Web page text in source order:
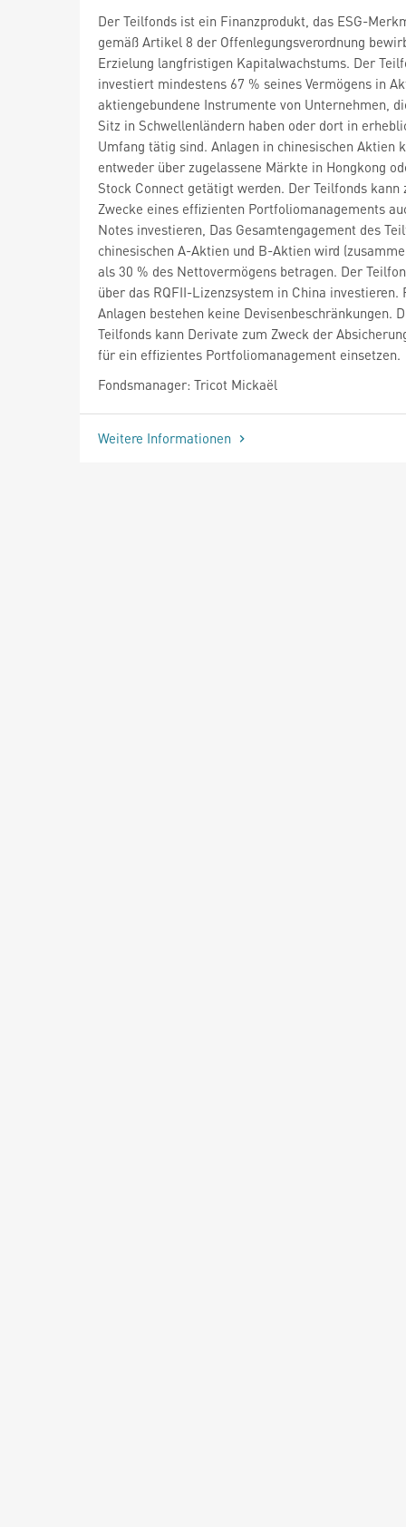
Der Teilfonds ist ein Finanzprodukt, das ESG-
gemäß Artikel 8 der Offenlegungsverordnung
Erzielung langfristigen Kapitalwachstums. Der
investiert mindestens 67 % seines Vermögens in
aktiengebundene Instrumente von Unternehmen,
Sitz in Schwellenländern haben oder dort in
Umfang tätig sind. Anlagen in chinesischen Aktien
entweder über zugelassene Märkte in Hongkong
Stock Connect getätigt werden. Der Teilfonds kann
Zwecke eines effizienten Portfoliomanagements
Notes investieren, Das Gesamtengagement des
chinesischen A-Aktien und B-Aktien wird
als 30 % des Nettovermögens betragen. Der
über das RQFII-Lizenzsystem in China investieren.
Anlagen bestehen keine Devisenbeschränkungen.
Teilfonds kann Derivate zum Zweck der
für ein effizientes Portfoliomanagement einsetzen.
Fondsmanager: Tricot Mickaël
Weitere Informationen